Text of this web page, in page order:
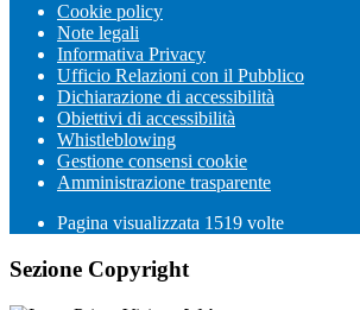
Cookie policy
Note legali
Informativa Privacy
Ufficio Relazioni con il Pubblico
Dichiarazione di accessibilità
Obiettivi di accessibilità
Whistleblowing
Gestione consensi cookie
Amministrazione trasparente
Pagina visualizzata 1519 volte
Sezione Copyright